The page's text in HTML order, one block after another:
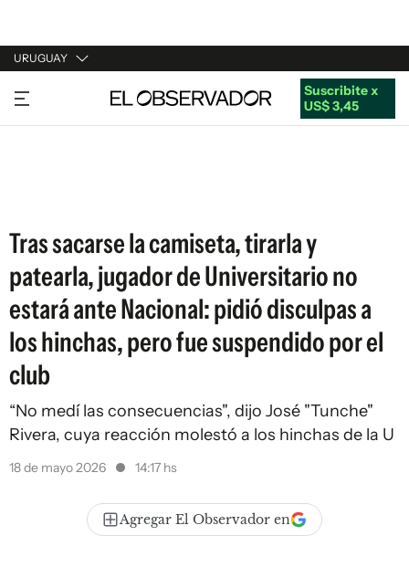
URUGUAY
URUGUAY
ARGENTINA
Suscribite x
US$ 3,45
Tras sacarse la camiseta, tirarla y
patearla, jugador de Universitario no
estará ante Nacional: pidió disculpas a
los hinchas, pero fue suspendido por el
club
“No medí las consecuencias", dijo José "Tunche"
Rivera, cuya reacción molestó a los hinchas de la U
18 de mayo 2026 14:17 hs
Agregar El Observador en